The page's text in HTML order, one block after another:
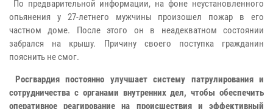
По предварительной информации, на фоне неустановленного
опьянения у 27-летнего мужчины произошел пожар в его
частном доме. После этого он в неадекватном состоянии
забрался на крышу. Причину своего поступка гражданин
пояснить не смог.
Росгвардия постоянно улучшает систему патрулирования и
сотрудничества с органами внутренних дел, чтобы обеспечить
оперативное реагирование на происшествия и эффективный